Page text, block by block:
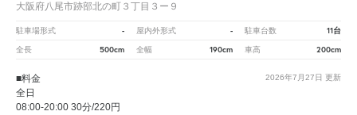
大阪府八尾市跡部北の町３丁目３ー９
駐車場形式 - 屋内外形式 - 駐車台数 11台
全長 500cm 全幅 190cm 車高 200cm
2026年7月27日 更新
■料金
全日
08:00-20:00 30分/220円